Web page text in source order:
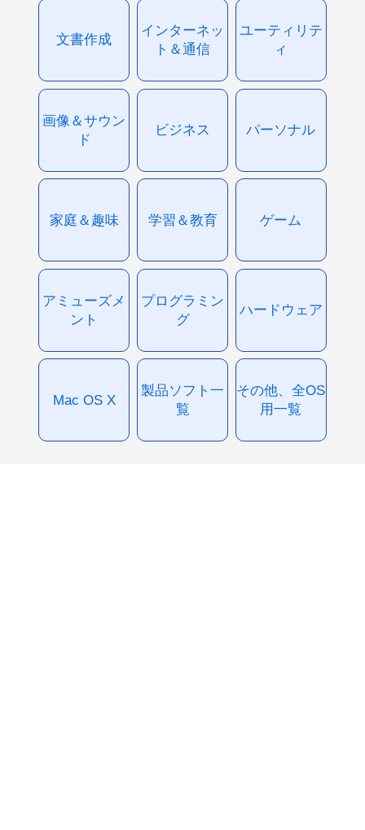
文書作成
インターネッ
ト＆通信
ユーティリテ
ィ
画像＆サウン
ド
ビジネス パーソナル
家庭＆趣味 学習＆教育 ゲーム
アミューズメ
ント
プログラミン
グ
ハードウェア
Mac OS X
製品ソフト一
覧
その他、全OS
用一覧